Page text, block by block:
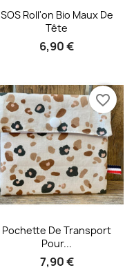
Aperçu rapide
SOS Roll'on Bio Maux De
Tête
6,90 €
Aperçu rapide
Pochette De Transport
Pour...
7,90 €
favorite_border